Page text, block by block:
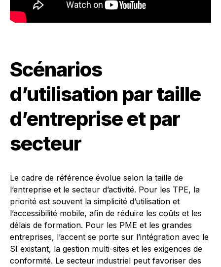
Scénarios
d’utilisation par taille
d’entreprise et par
secteur
Le cadre de référence évolue selon la taille de
l’entreprise et le secteur d’activité. Pour les TPE, la
priorité est souvent la simplicité d’utilisation et
l’accessibilité mobile, afin de réduire les coûts et les
délais de formation. Pour les PME et les grandes
entreprises, l’accent se porte sur l’intégration avec le
SI existant, la gestion multi-sites et les exigences de
conformité. Le secteur industriel peut favoriser des